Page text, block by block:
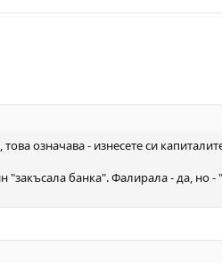
означава - изнесете си
банка". Фалирала - да, но -